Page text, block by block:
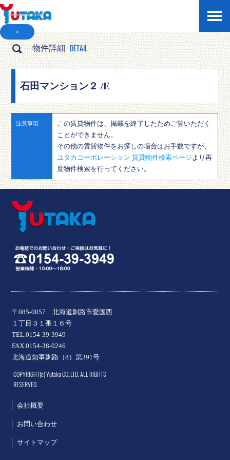
＜
物件詳細 DETAIL
石田マンション２ /E
注意事項
この賃貸物件は、掲載を終了したためご覧いただく
ことができません。
その他の賃貸物件をお探しの場合はお手数ですが、
ユタカコーポレーション 賃貸物件検索ページ より再
度物件検索を行ってください。
〒085-0057 北海道釧路市愛国西
１丁目３１番１６号
TEL.0154-39-3949
FAX.0154-38-0246
北海道知事釧路（8）第391号
COPYRIGHT(c) Yutaka CO.,LTD. ALL RIGHTS
RESERVED.
会社概要
お問い合わせ
サイトマップ